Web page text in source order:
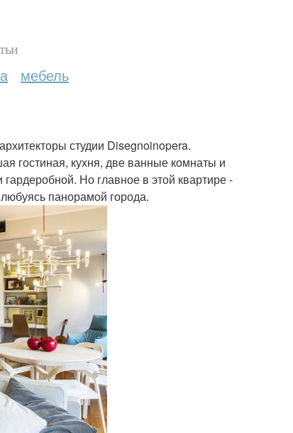
мебель
студии Disegnoinopera.
гостиная, кухня, две ванные комнаты и
Но главное в этой квартире -
панорамой города.